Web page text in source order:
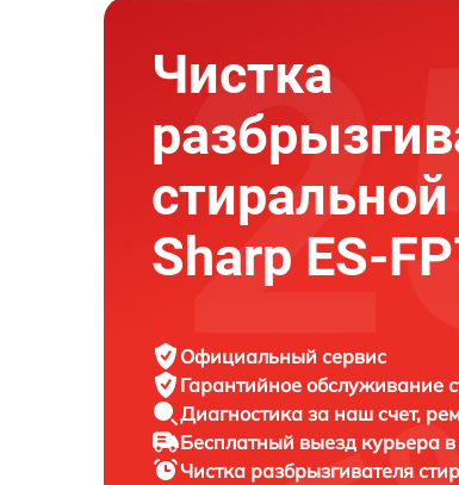
Чистка
Sharp ES-
Официальный сервис
Гарантийное обслуживание
Диагностика за наш счет,
Бесплатный выезд курьера
Чистка разбрызгивателя